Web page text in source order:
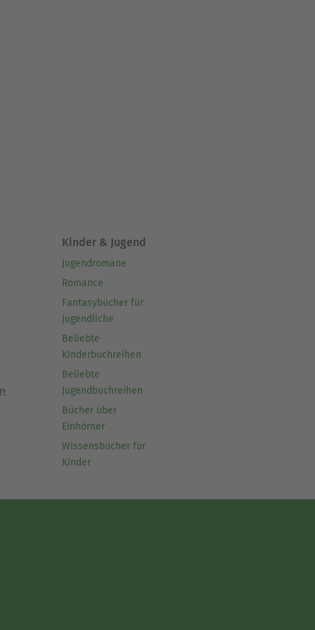
Kinder & Jugend
Jugendromane
Romance
Fantasybücher für
Jugendliche
Beliebte
Kinderbuchreihen
Beliebte
Jugendbuchreihen
Bücher über
Einhörner
Wissensbücher für
Kinder